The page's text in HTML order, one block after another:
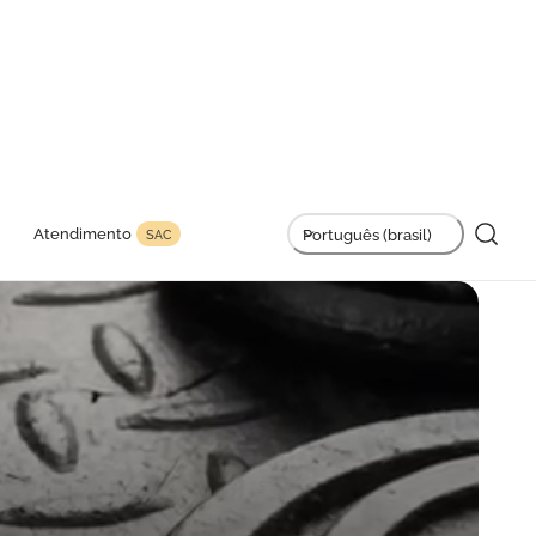
Atendimento SAC
L
i
n
u
a
g
Português (brasil)